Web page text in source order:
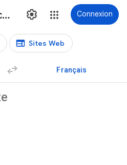
Traduction Connexion
Sites Web
Français